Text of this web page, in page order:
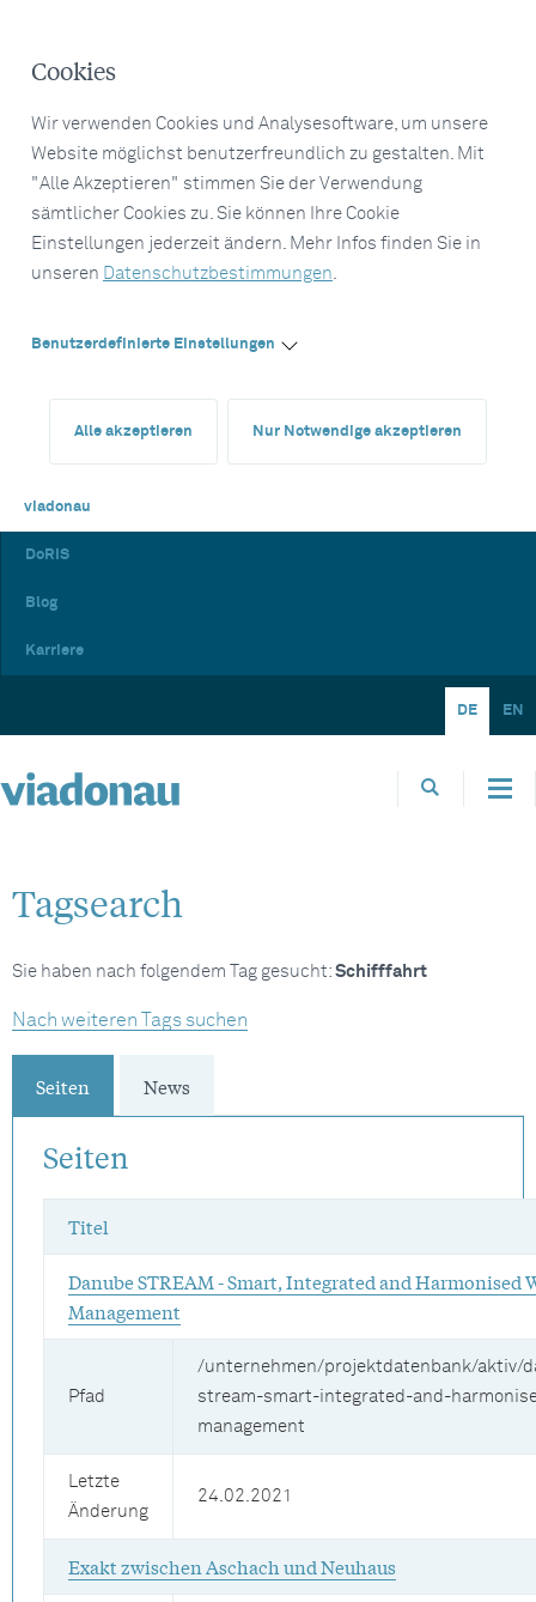
Cookies
Wir verwenden Cookies und Analysesoftware, um unsere
Website möglichst benutzerfreundlich zu gestalten. Mit
"Alle Akzeptieren" stimmen Sie der Verwendung
sämtlicher Cookies zu. Sie können Ihre Cookie
Einstellungen jederzeit ändern. Mehr Infos finden Sie in
unseren Datenschutzbestimmungen.
Benutzerdefinierte Einstellungen
Alle akzeptieren Nur Notwendige akzeptieren
viadonau
DoRIS
Blog
Karriere
DE EN
Tagsearch
Sie haben nach folgendem Tag gesucht: Schifffahrt
Nach weiteren Tags suchen
Seiten News
Seiten
Titel
Danube STREAM - Smart, Integrated and Harmonised
Management
Pfad
/unternehmen/projektdatenbank/aktiv/
stream-smart-integrated-and-
management
Letzte
Änderung
24.02.2021
Exakt zwischen Aschach und Neuhaus